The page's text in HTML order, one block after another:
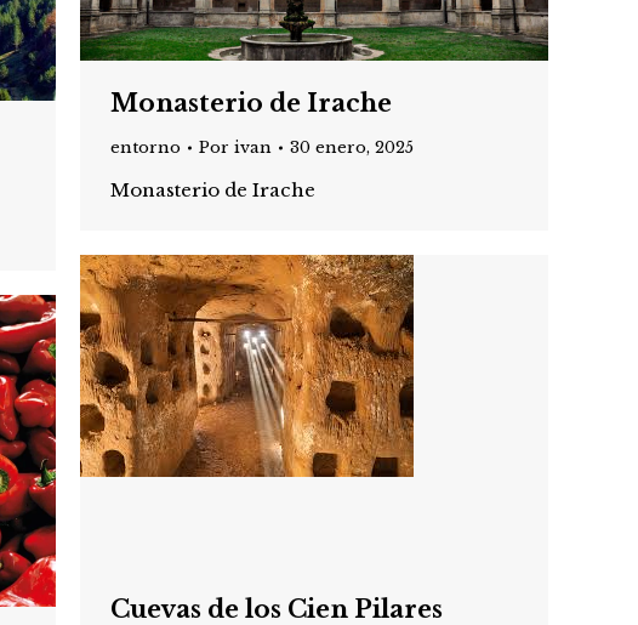
Monasterio de Irache
entorno Por ivan 30 enero, 2025
Monasterio de Irache
Cuevas de los Cien Pilares